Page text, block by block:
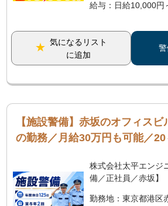
給与：日給10,000円
気になるリスト
に追加
【施設警備】赤坂のオフィス
の勤務／月給30万円も可能／
株式会社太平エンジ
備／正社員／赤坂】
勤務地：東京都港区